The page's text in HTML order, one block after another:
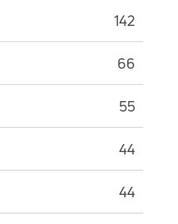
142
66
55
44
44